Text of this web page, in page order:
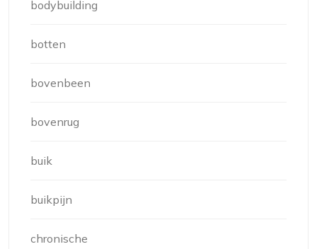
bodybuilding
botten
bovenbeen
bovenrug
buik
buikpijn
chronische